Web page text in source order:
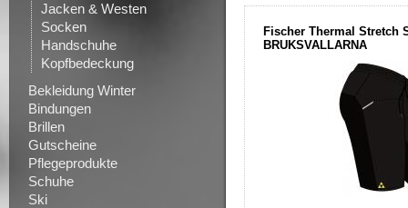
Jacken & Westen
Socken
Handschuhe
Kopfbedeckung
Bekleidung Winter
Bindungen
Brillen
Gutscheine
Pflegeprodukte
Schuhe
Ski
Fischer Thermal Stretch
BRUKSVALLARNA